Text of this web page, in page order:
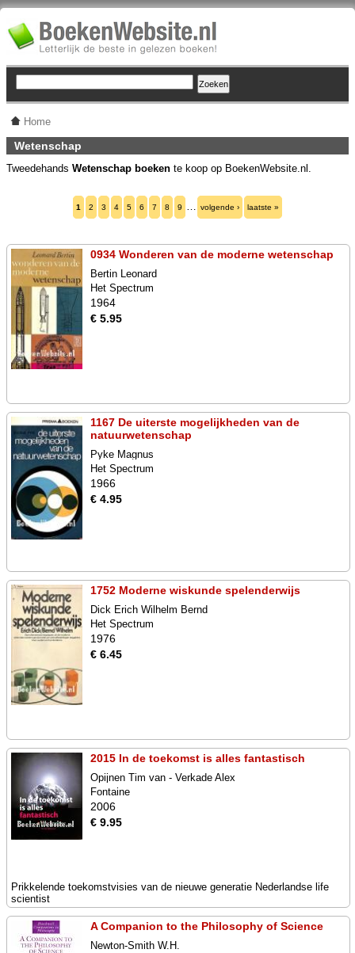
Home
Wetenschap
Tweedehands Wetenschap boeken te koop op BoekenWebsite.nl.
1 2 3 4 5 6 7 8 9 volgende › laatste »
0934 Wonderen van de moderne wetenschap
Bertin Leonard
Het Spectrum
1964
€ 5.95
1167 De uiterste mogelijkheden van de
natuurwetenschap
Pyke Magnus
Het Spectrum
1966
€ 4.95
1752 Moderne wiskunde spelenderwijs
Dick Erich Wilhelm Bernd
Het Spectrum
1976
€ 6.45
2015 In de toekomst is alles fantastisch
Opijnen Tim van - Verkade Alex
Fontaine
2006
€ 9.95
Prikkelende toekomstvisies van de nieuwe generatie Nederlandse life
scientist
A Companion to the Philosophy of Science
Newton-Smith W.H.